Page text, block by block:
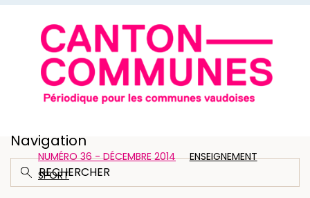
Navigation
NUMÉRO 36 - DÉCEMBRE 2014
ENSEIGNEMENT
SPORT